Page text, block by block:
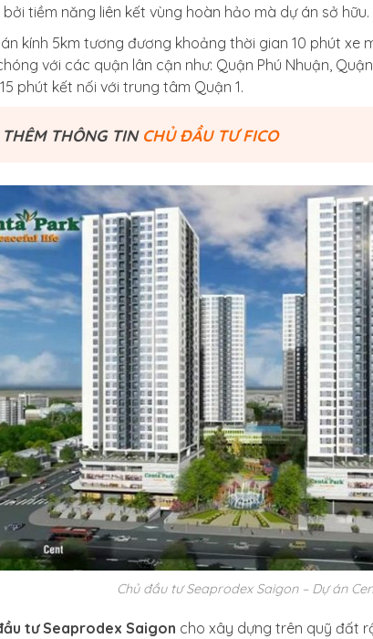
tiềm năng liên kết vùng hoàn hảo mà dự án sở hữu.
kính 5km tương đương khoảng thời gian 10 phút xe
với các quận lân cận như: Quận Phú Nhuận,
phút kết nối với trung tâm Quận 1.
THÊM THÔNG TIN CHỦ ĐẦU TƯ FICO
Chủ đầu tư Seaprodex Saigon – Dự án
tư Seaprodex Saigon cho xây dựng trên quỹ đất